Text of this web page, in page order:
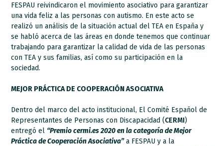
FESPAU reivindicaron el movimiento asociativo para garantizar
una vida feliz a las personas con autismo. En este acto se
realizó un análisis de la situación actual del TEA en España y
se habló acerca de las áreas en donde tenemos que continuar
trabajando para garantizar la calidad de vida de las personas
con TEA y sus familias, así como su participación en la
sociedad.
MEJOR PRÁCTICA DE COOPERACIÓN ASOCIATIVA
Dentro del marco del acto institucional, El Comité Español de
Representantes de Personas con Discapacidad (CERMI)
entregó el “Premio cermi.es 2020 en la categoría de Mejor
Práctica de Cooperación Asociativa”a FESPAU y a la